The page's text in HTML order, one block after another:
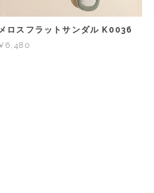
ロスフラットサンダル K0036